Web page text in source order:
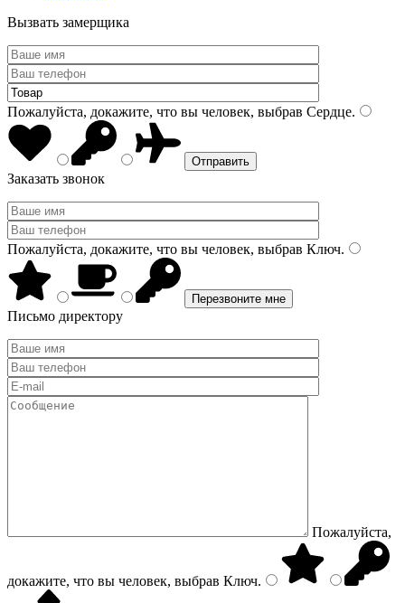
Вызвать замерщика
Пожалуйста, докажите, что вы человек, выбрав Сердце.
Заказать звонок
Пожалуйста, докажите, что вы человек, выбрав Ключ.
Письмо директору
Пожалуйста,
докажите, что вы человек, выбрав Ключ.